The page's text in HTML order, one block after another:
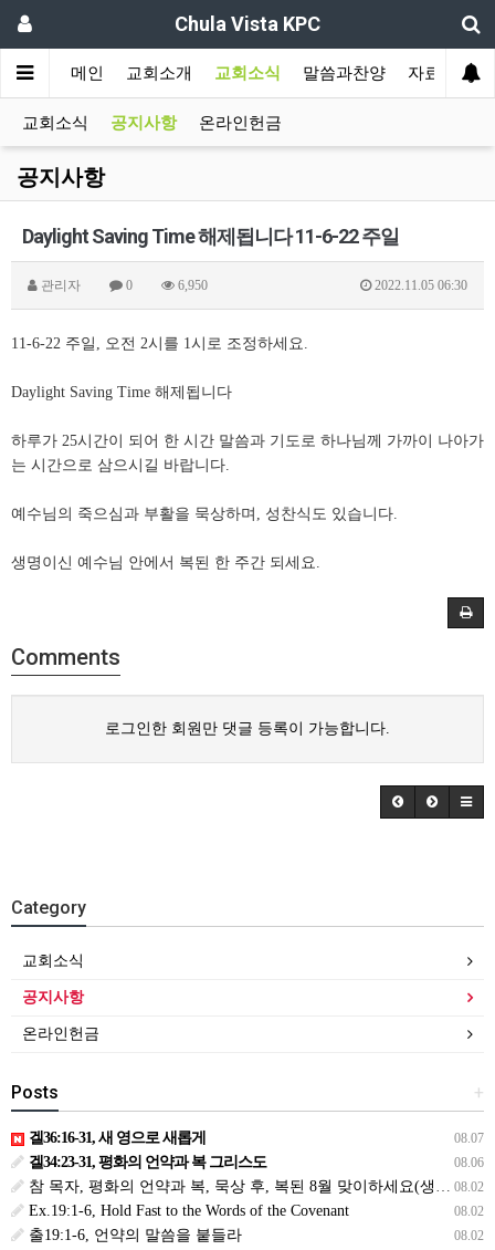
Chula Vista KPC
메인 교회소개 교회소식 말씀과찬양 자료실
교회소식 공지사항 온라인헌금
공지사항
Daylight Saving Time 해제됩니다 11-6-22 주일
관리자 0 6,950 2022.11.05 06:30
11-6-22 주일, 오전 2시를 1시로 조정하세요.
Daylight Saving Time 해제됩니다
하루가 25시간이 되어 한 시간 말씀과 기도로 하나님께 가까이 나아가
는 시간으로 삼으시길 바랍니다.
예수님의 죽으심과 부활을 묵상하며, 성찬식도 있습니다.
생명이신 예수님 안에서 복된 한 주간 되세요.
Comments
로그인한 회원만 댓글 등록이 가능합니다.
Category
교회소식
공지사항
온라인헌금
+
Posts
08.07
겔36:16-31, 새 영으로 새롭게
08.06
겔34:23-31, 평화의 언약과 복 그리스도
08.02
참 목자, 평화의 언약과 복, 묵상 후, 복된 8월 맞이하세요(생삶,3,월) *예수생명 내생명 우리생명!
08.02
Ex.19:1-6, Hold Fast to the Words of the Covenant
08.02
출19:1-6, 언약의 말씀을 붙들라